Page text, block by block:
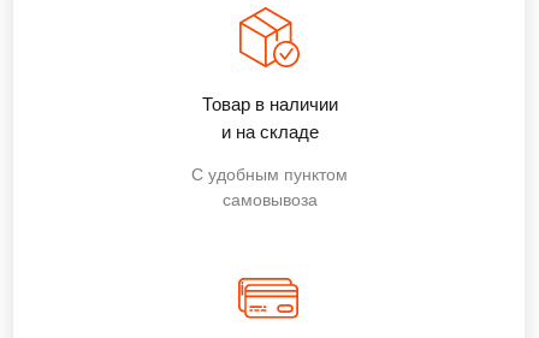
Товар в наличии
и на складе
С удобным пунктом
самовывоза